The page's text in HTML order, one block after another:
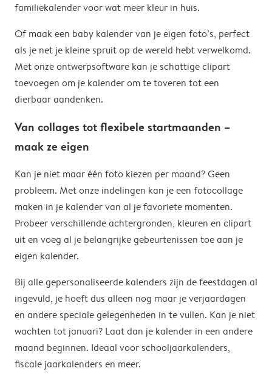
familiekalender voor wat meer kleur in huis.
Of maak een baby kalender van je eigen foto’s, perfect
als je net je kleine spruit op de wereld hebt verwelkomd.
Met onze ontwerpsoftware kan je schattige clipart
toevoegen om je kalender om te toveren tot een
dierbaar aandenken.
Van collages tot flexibele startmaanden –
maak ze eigen
Kan je niet maar één foto kiezen per maand? Geen
probleem. Met onze indelingen kan je een fotocollage
maken in je kalender van al je favoriete momenten.
Probeer verschillende achtergronden, kleuren en clipart
uit en voeg al je belangrijke gebeurtenissen toe aan je
eigen kalender.
Bij alle gepersonaliseerde kalenders zijn de feestdagen al
ingevuld, je hoeft dus alleen nog maar je verjaardagen
en andere speciale gelegenheden in te vullen. Kan je niet
wachten tot januari? Laat dan je kalender in een andere
maand beginnen. Ideaal voor schooljaarkalenders,
fiscale jaarkalenders en meer.